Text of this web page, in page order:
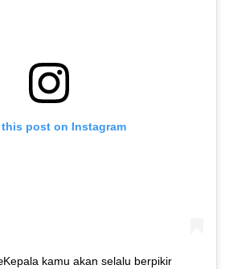
this post on Instagram
kamu akan selalu berpikir